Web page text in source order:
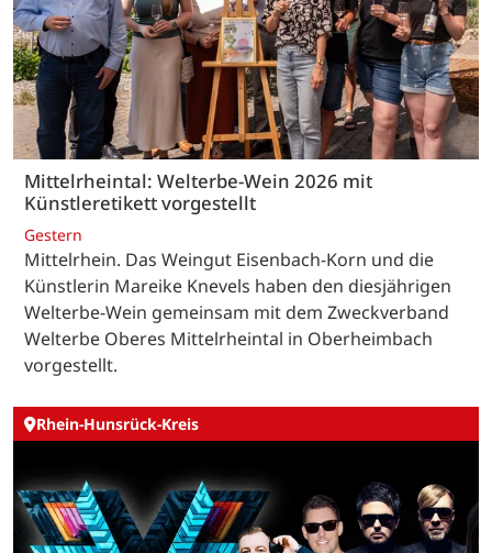
Mittelrheintal: Welterbe-Wein 2026 mit
Künstleretikett vorgestellt
Gestern
Mittelrhein. Das Weingut Eisenbach-Korn und die
Künstlerin Mareike Knevels haben den diesjährigen
Welterbe-Wein gemeinsam mit dem Zweckverband
Welterbe Oberes Mittelrheintal in Oberheimbach
vorgestellt.
Rhein-Hunsrück-Kreis